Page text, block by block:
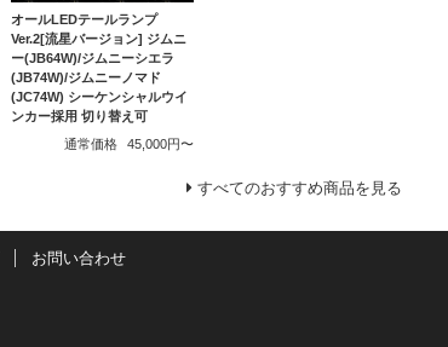
オールLEDテールランプ
Ver.2[流星バージョン] ジムニ
ー(JB64W)/ジムニーシエラ
(JB74W)/ジムニーノマド
(JC74W) シーケンシャルウイ
ンカー採用 切り替え可
通常価格
45,000円〜
すべてのおすすめ商品を見る
お問い合わせ